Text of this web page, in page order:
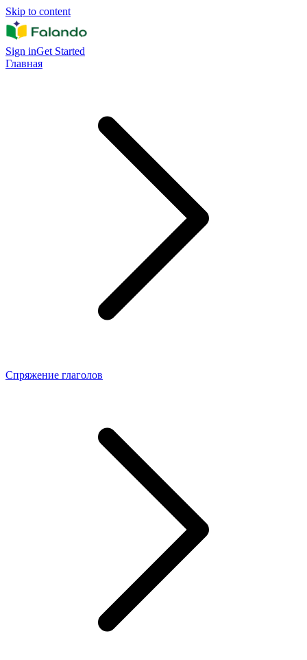
Skip to content
Sign inGet Started
Главная
Спряжение глаголов